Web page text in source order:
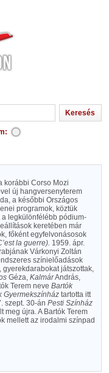
korábbi Corso Mozi
új hangversenyterem
a későbbi Országos
programok, köztük
legkülönfélébb pódium-
keretében már
főként egyfelvonásosok
la guerre). 1959. ápr.
Várkonyi Zoltán
színielőadások
játszottak,
Géza, KalmárAndrás,
Terem neve Bartók
Gyermekszínháztartotta itt
szept. 30-án Pesti Színház
meg újra. A Bartók Terem
mellett az irodalmi színpad